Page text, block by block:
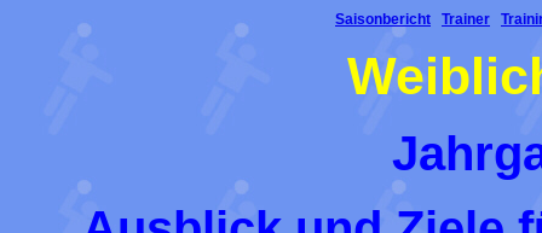
Saisonbericht Trainer